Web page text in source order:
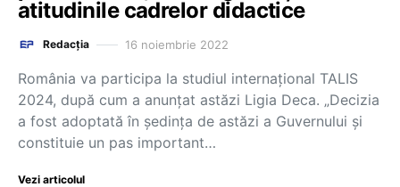
atitudinile cadrelor didactice
Redacția 16 noiembrie 2022
România va participa la studiul internațional TALIS
2024, după cum a anunțat astăzi Ligia Deca. „Decizia
a fost adoptată în ședința de astăzi a Guvernului și
constituie un pas important…
Vezi articolul